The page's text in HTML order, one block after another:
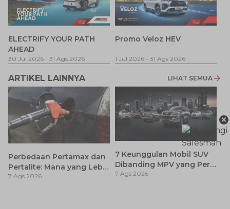
ELECTRIFY YOUR PATH
AHEAD
30 Jul 2026 - 31 Ags 2026
Promo Veloz HEV
1 Jul 2026 - 31 Ags 2026
ARTIKEL LAINNYA LIHAT SEMUA
Perbedaan Pertamax dan
Pertalite: Mana yang Lebih
Baik untuk Mobil Toyota
7 Ags 2026
7 Keunggulan Mobil SUV
Dibanding MPV yang Perlu
Anda Ketahui
7 Ags 2026
×